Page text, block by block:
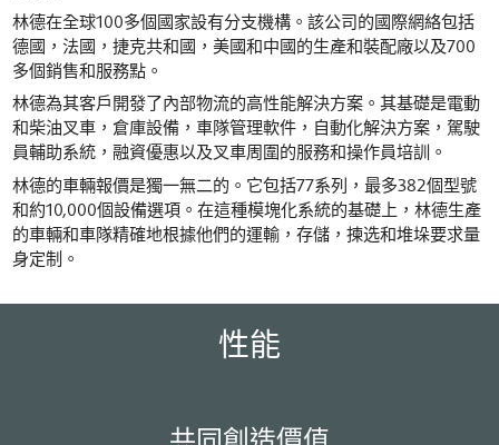
林德在全球100多個國家設有分支機構。該公司的國際網絡包括
德國，法國，捷克共和國，美國和中國的生產和裝配廠以及700
多個銷售和服務點。
林德為其客戶開發了內部物流的高性能解決方案。其基礎是電動
和柴油叉車，倉庫設備，車隊管理軟件，自動化解決方案，駕駛
員輔助系統，融資優惠以及叉車周圍的服務和操作員培訓。
林德的車輛報價是獨一無二的。它包括77系列，最多382個型號
和約10,000個設備選項。在這種模塊化系統的基礎上，林德生產
的車輛和車隊精確地根據他們的運輸，存儲，揀选和堆垛要求量
身定制。
性能